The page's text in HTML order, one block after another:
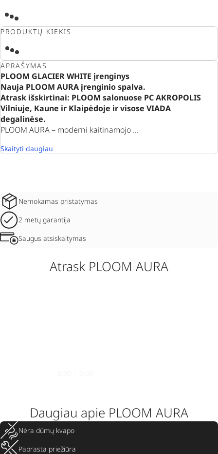
PRODUKTŲ KIEKIS
APRAŠYMAS
PLOOM GLACIER WHITE įrenginys
Nauja PLOOM AURA įrenginio spalva.
Atrask išskirtinai: PLOOM salonuose PC AKROPOLIS
Vilniuje, Kaune ir Klaipėdoje ir visose VIADA
degalinėse.
PLOOM AURA – moderni kaitinamojo ...
Skaityti daugiau
Nemokamas pristatymas
2 metų garantija
Saugus atsiskaitymas
Atrask PLOOM AURA
Daugiau apie PLOOM AURA
Nėra dūmų kvapo
Paprasta priežiūra